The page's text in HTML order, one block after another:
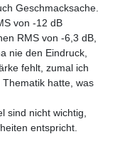
Geschmacksache.
von -12 dB
RMS von -6,3 dB,
nie den Eindruck,
fehlt, zumal ich
hatte, was
sind nicht wichtig,
entspricht.